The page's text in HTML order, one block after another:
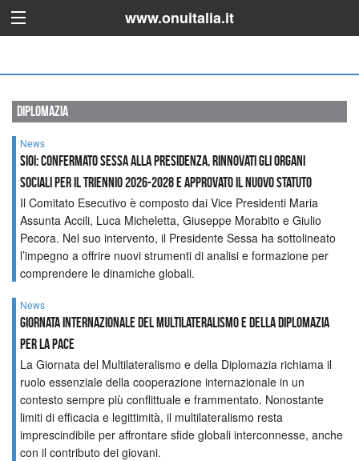
www.onuitalia.it
diplomazia
News
SIOI: Confermato Sessa alla Presidenza, rinnovati gli organi
sociali per il triennio 2026-2028 e approvato il nuovo Statuto
Il Comitato Esecutivo è composto dai Vice Presidenti Maria
Assunta Accili, Luca Micheletta, Giuseppe Morabito e Giulio
Pecora. Nel suo intervento, il Presidente Sessa ha sottolineato
l’impegno a offrire nuovi strumenti di analisi e formazione per
comprendere le dinamiche globali.
News
GIORNATA INTERNAZIONALE DEL MULTILATERALISMO E DELLA DIPLOMAZIA
PER LA PACE
La Giornata del Multilateralismo e della Diplomazia richiama il
ruolo essenziale della cooperazione internazionale in un
contesto sempre più conflittuale e frammentato. Nonostante
limiti di efficacia e legittimità, il multilateralismo resta
imprescindibile per affrontare sfide globali interconnesse, anche
con il contributo dei giovani.